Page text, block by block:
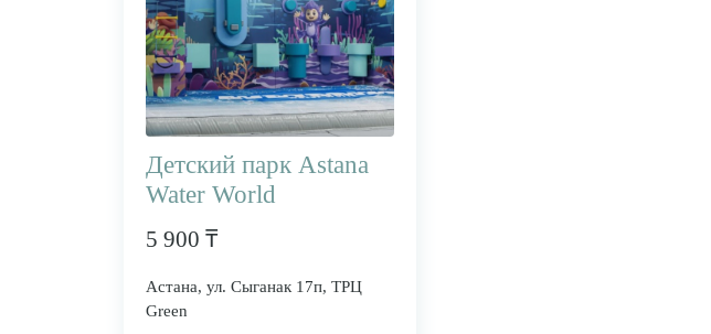
Детский парк Astana
Water World
5 900 ₸
Астана, ул. Сыганак 17п, ТРЦ
Green